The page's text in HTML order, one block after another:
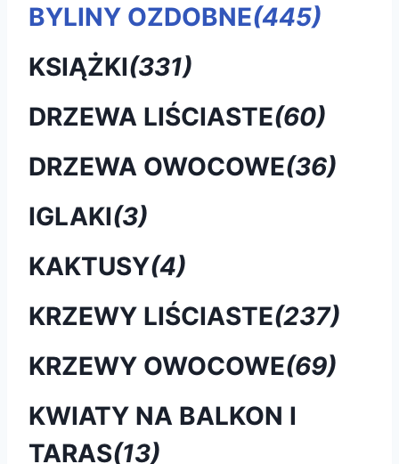
BYLINY OZDOBNE(445)
KSIĄŻKI(331)
DRZEWA LIŚCIASTE(60)
DRZEWA OWOCOWE(36)
IGLAKI(3)
KAKTUSY(4)
KRZEWY LIŚCIASTE(237)
KRZEWY OWOCOWE(69)
KWIATY NA BALKON I
TARAS(13)